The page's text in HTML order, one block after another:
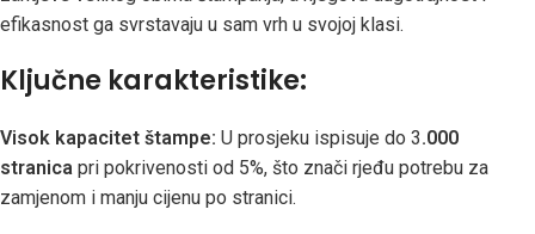
efikasnost ga svrstavaju u sam vrh u svojoj klasi.
Ključne karakteristike:
Visok kapacitet štampe: U prosjeku ispisuje do 3.000
stranica pri pokrivenosti od 5%, što znači rjeđu potrebu za
zamjenom i manju cijenu po stranici.